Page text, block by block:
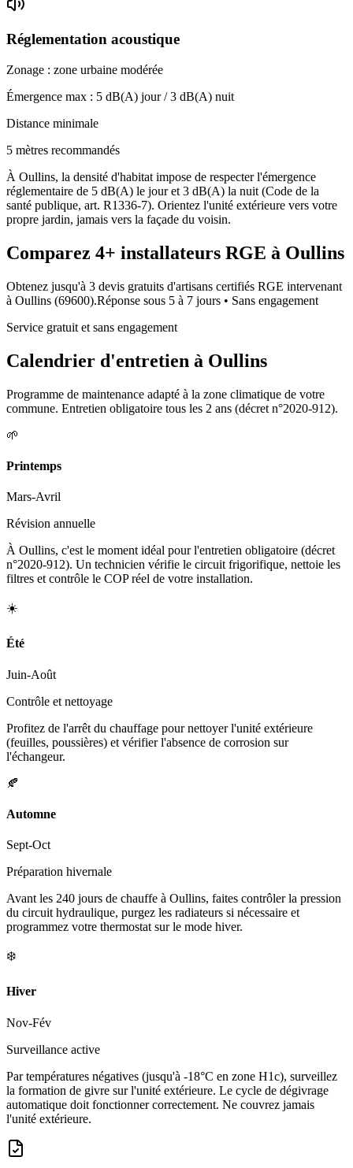
Réglementation acoustique
Zonage : zone urbaine modérée
Émergence max : 5 dB(A) jour /3 dB(A) nuit
Distance minimale
5 mètres recommandés
À Oullins, la densité d'habitat impose de respecter l'émergence
réglementaire de 5 dB(A) le jour et 3 dB(A) la nuit (Code de la
santé publique, art. R1336-7). Orientez l'unité extérieure vers votre
propre jardin, jamais vers la façade du voisin.
Comparez 4+ installateurs RGE à Oullins
Obtenez jusqu'à 3 devis gratuits d'artisans certifiés RGE intervenant
à Oullins (69600).Réponse sous 5 à 7 jours • Sans engagement
Service gratuit et sans engagement
Calendrier d'entretien à Oullins
Programme de maintenance adapté à la zone climatique de votre
commune. Entretien obligatoire tous les 2 ans (décret n°2020-912).
🌱
Printemps
Mars-Avril
Révision annuelle
À Oullins, c'est le moment idéal pour l'entretien obligatoire (décret
n°2020-912). Un technicien vérifie le circuit frigorifique, nettoie les
filtres et contrôle le COP réel de votre installation.
☀️
Été
Juin-Août
Contrôle et nettoyage
Profitez de l'arrêt du chauffage pour nettoyer l'unité extérieure
(feuilles, poussières) et vérifier l'absence de corrosion sur
l'échangeur.
🍂
Automne
Sept-Oct
Préparation hivernale
Avant les 240 jours de chauffe à Oullins, faites contrôler la pression
du circuit hydraulique, purgez les radiateurs si nécessaire et
programmez votre thermostat sur le mode hiver.
❄️
Hiver
Nov-Fév
Surveillance active
Par températures négatives (jusqu'à -18°C en zone H1c), surveillez
la formation de givre sur l'unité extérieure. Le cycle de dégivrage
automatique doit fonctionner correctement. Ne couvrez jamais
l'unité extérieure.